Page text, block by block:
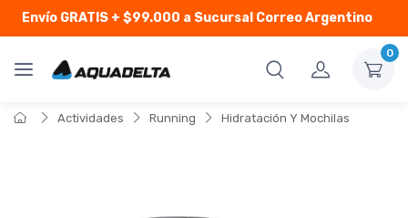
Envío GRATIS+ $99.000 a Sucursal Correo Argentino
0
Actividades Running Hidratación Y Mochilas